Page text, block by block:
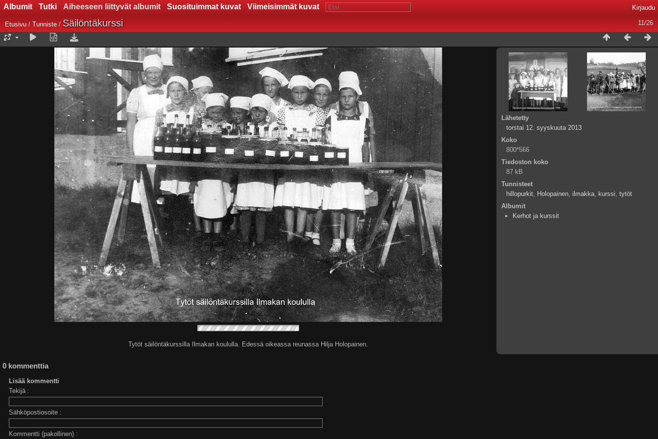
Albumit Tutki Aiheeseen liittyvät albumit Suosituimmat kuvat Viimeisimmät kuvat Kirjaudu
11/26
Etusivu / Tunniste / Säilöntäkurssi
Tytöt säilöntäkurssilla Ilmakan koululla. Edessä oikeassa reunassa Hilja Holopainen.
Lähetetty
torstai 12. syyskuuta 2013
Koko
800*566
Tiedoston koko
87 kB
Tunnisteet
hillopurkit, Holopainen, ilmakka, kurssi, tytöt
Albumit
Kerhot ja kurssit
0 kommenttia
Lisää kommentti
Tekijä :
Sähköpostiosoite :
Kommentti (pakollinen) :